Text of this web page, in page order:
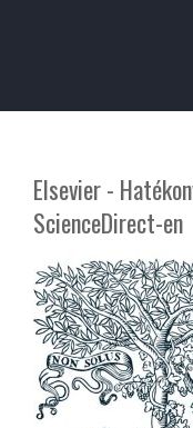
Elsevier -
ScienceDirect-en